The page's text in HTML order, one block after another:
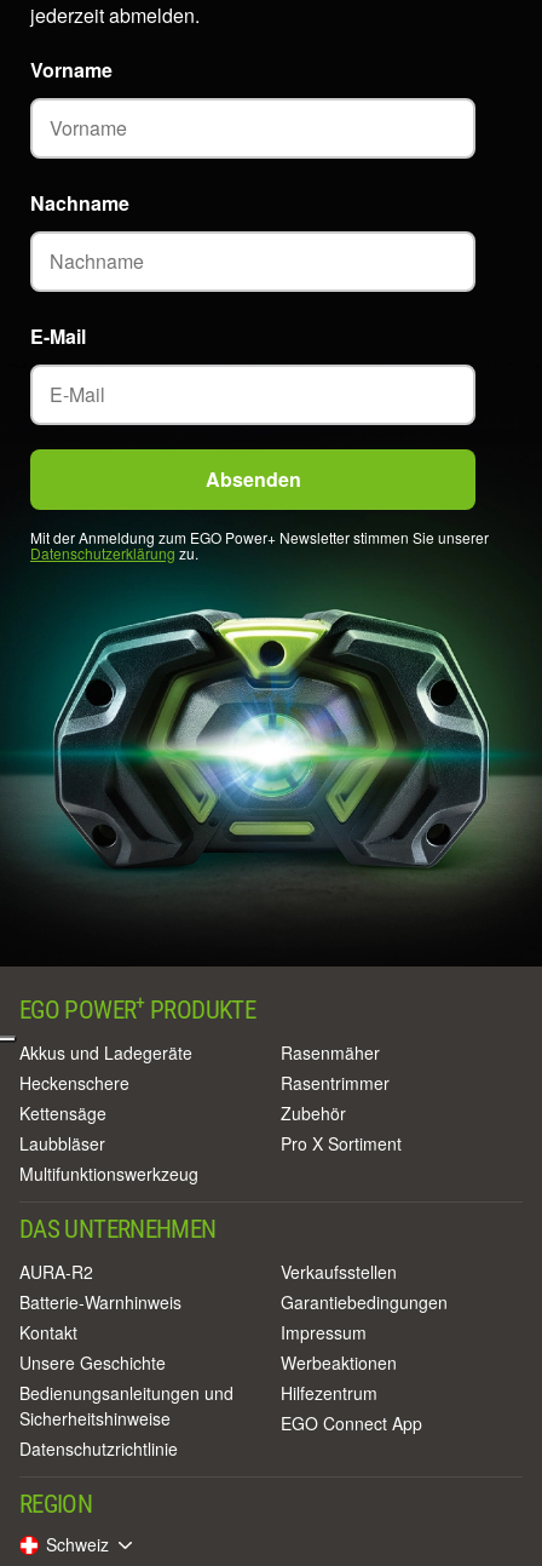
jederzeit abmelden.
E-Mail
Vorname
Nachname
Mit der Anmeldung zum EGO Power+ Newsletter stimmen Sie unserer
Datenschutzerklärung zu.
EGO POWER+PRODUKTE
Akkus und Ladegeräte
Heckenschere
Kettensäge
Laubbläser
Multifunktionswerkzeug
Rasenmäher
Rasentrimmer
Zubehör
Pro X Sortiment
DAS UNTERNEHMEN
AURA-R2
Batterie-Warnhinweis
Kontakt
Unsere Geschichte
Bedienungsanleitungen und
Sicherheitshinweise
Datenschutzrichtlinie
Verkaufsstellen
Garantiebedingungen
Impressum
Werbeaktionen
Hilfezentrum
EGO Connect App
REGION
Schweiz